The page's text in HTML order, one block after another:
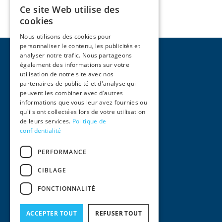
Pages
Accueil
Activités
International
Actualités
Contact
Informations Légales
Mentions Légales
Politique de confidentialité
Ce site Web utilise des
cookies
Nous utilisons des cookies pour
personnaliser le contenu, les publicités et
analyser notre trafic. Nous partageons
également des informations sur votre
utilisation de notre site avec nos
partenaires de publicité et d'analyse qui
peuvent les combiner avec d'autres
informations que vous leur avez fournies ou
qu'ils ont collectées lors de votre utilisation
de leurs services. Politique de
confidentialité
PERFORMANCE
CIBLAGE
FONCTIONNALITÉ
ACCEPTER TOUT REFUSER TOUT